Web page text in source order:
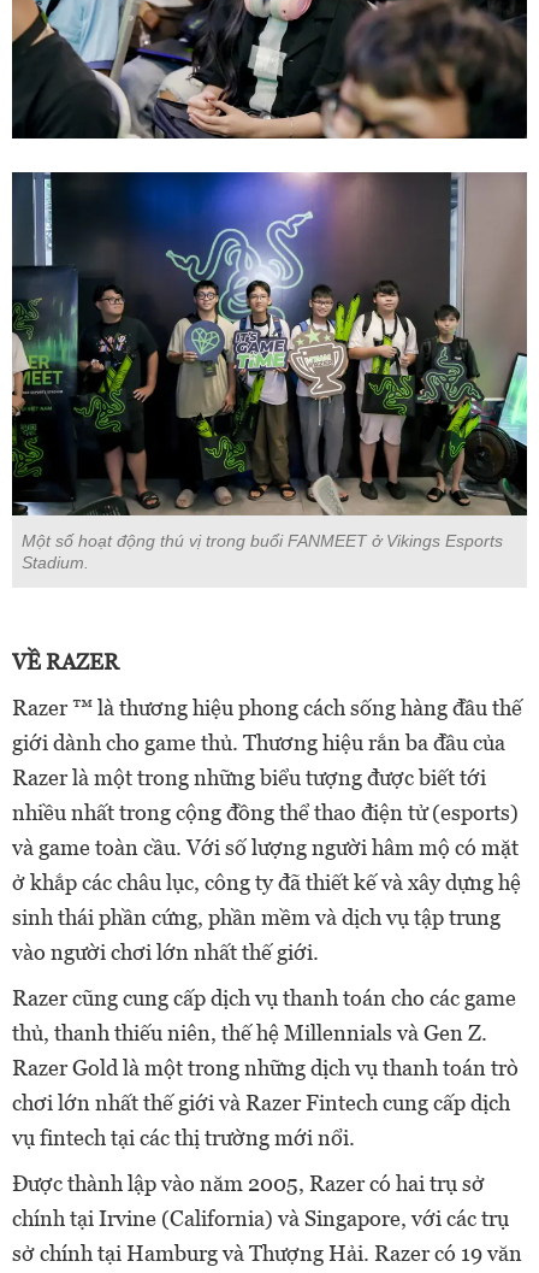
Một số hoạt động thú vị trong buổi FANMEET ở Vikings Esports
Stadium.
VỀ RAZER
Razer ™ là thương hiệu phong cách sống hàng đầu thế
giới dành cho game thủ. Thương hiệu rắn ba đầu của
Razer là một trong những biểu tượng được biết tới
nhiều nhất trong cộng đồng thể thao điện tử (esports)
và game toàn cầu. Với số lượng người hâm mộ có mặt
ở khắp các châu lục, công ty đã thiết kế và xây dựng hệ
sinh thái phần cứng, phần mềm và dịch vụ tập trung
vào người chơi lớn nhất thế giới.
Razer cũng cung cấp dịch vụ thanh toán cho các game
thủ, thanh thiếu niên, thế hệ Millennials và Gen Z.
Razer Gold là một trong những dịch vụ thanh toán trò
chơi lớn nhất thế giới và Razer Fintech cung cấp dịch
vụ fintech tại các thị trường mới nổi.
Được thành lập vào năm 2005, Razer có hai trụ sở
chính tại Irvine (California) và Singapore, với các trụ
sở chính tại Hamburg và Thượng Hải. Razer có 19 văn